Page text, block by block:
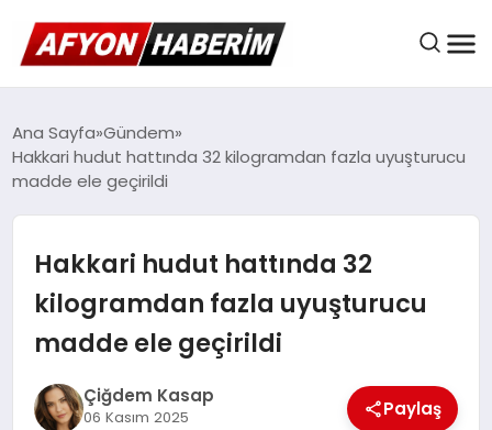
AFYON HABER
GÜNDEM
BELEDIYELER
Ana Sayfa Gündem
Hakkari hudut hattında 32 kilogramdan fazla uyuşturucu
madde ele geçirildi
Hakkari hudut hattında 32
kilogramdan fazla uyuşturucu
madde ele geçirildi
Çiğdem Kasap
06 Kasım 2025 Paylaş